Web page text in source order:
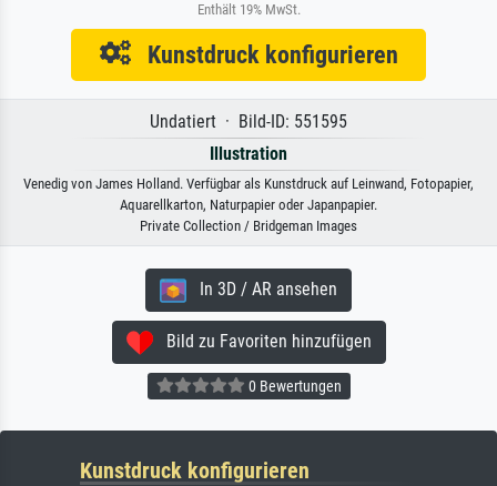
Enthält 19% MwSt.
Kunstdruck konfigurieren
Undatiert · Bild-ID: 551595
Illustration
Venedig von James Holland. Verfügbar als Kunstdruck auf Leinwand, Fotopapier,
Aquarellkarton, Naturpapier oder Japanpapier.
Private Collection / Bridgeman Images
In 3D / AR ansehen
Bild zu Favoriten hinzufügen
0 Bewertungen
Kunstdruck konfigurieren